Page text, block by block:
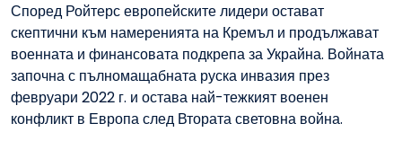
Според Ройтерс европейските лидери остават
скептични към намеренията на Кремъл и продължават
военната и финансовата подкрепа за Украйна. Войната
започна с пълномащабната руска инвазия през
февруари 2022 г. и остава най-тежкият военен
конфликт в Европа след Втората световна война.